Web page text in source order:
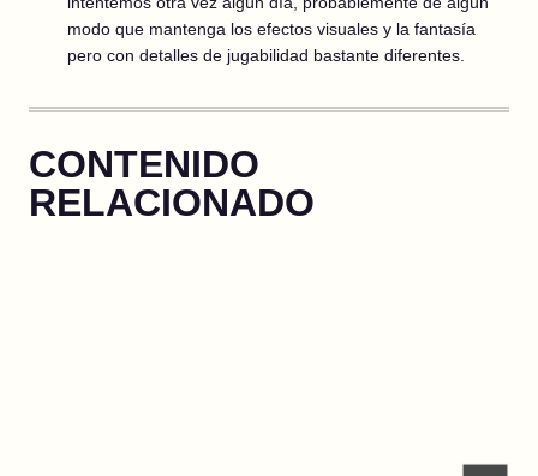
modo que mantenga los efectos visuales y la fantasía
pero con detalles de jugabilidad bastante diferentes.
CONTENIDO
RELACIONADO